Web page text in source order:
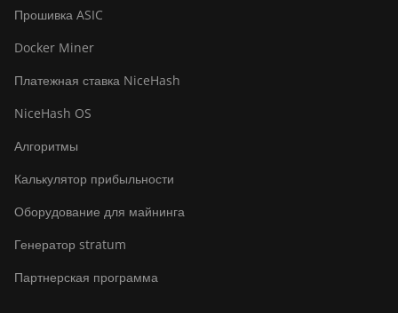
(860Th)
BITMAIN AntMiner
(495Th/s)
BITMAIN AntMiner
BITMAIN AntMiner
S9 SE
BITMAIN AntMiner
S9i
BITMAIN AntMiner
Прошивка ASIC
Docker Miner
Платежная ставка NiceHash
NiceHash OS
Алгоритмы
Калькулятор прибыльности
Оборудование для майнинга
Генератор stratum
Партнерская программа